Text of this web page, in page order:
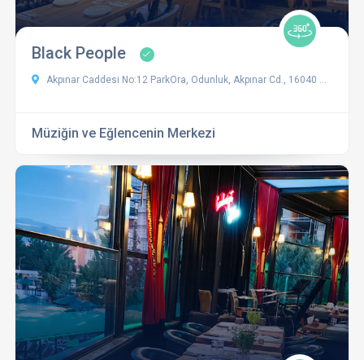
Black People
Akpınar Caddesi No:12 ParkOra, Odunluk, Akpınar Cd., 16040 Ni̇lüfer/Bursa
Müziğin ve Eğlencenin Merkezi